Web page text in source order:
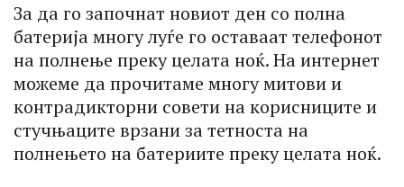
За да го започнат новиот ден со полна
батерија многу луѓе го оставаат телефонот
на полнење преку целата ноќ. На интернет
можеме да прочитаме многу митови и
контрадикторни совети на корисниците и
стучњаците врзани за тетноста на
полнењето на батериите преку целата ноќ.